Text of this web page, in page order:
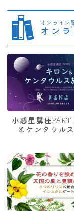
オンライン
オン
小惑星講座
とケンタウル